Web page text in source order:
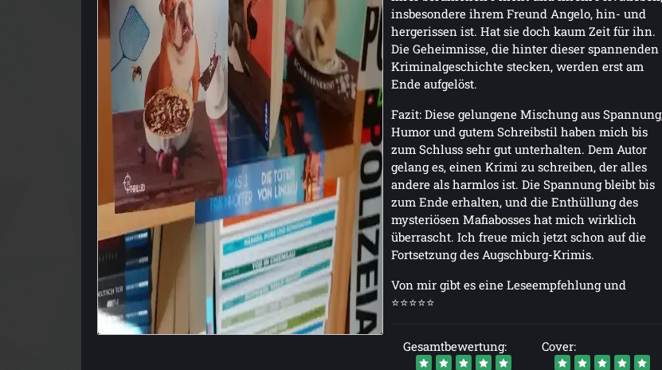
insbesondere ihrem Freund Angelo, hin- und
hergerissen ist. Hat sie doch kaum Zeit für ihn.
Die Geheimnisse, die hinter dieser spannenden
Kriminalgeschichte stecken, werden erst am
Ende aufgelöst.
Fazit: Diese gelungene Mischung aus
Humor und gutem Schreibstil haben mich bis
zum Schluss sehr gut unterhalten. Dem Autor
gelang es, einen Krimi zu schreiben, der alles
andere als harmlos ist. Die Spannung bleibt bis
zum Ende erhalten, und die Enthüllung des
mysteriösen Mafiabosses hat mich wirklich
überrascht. Ich freue mich jetzt schon auf die
Fortsetzung des Augschburg-Krimis.
Von mir gibt es eine Leseempfehlung und
⭐⭐⭐⭐⭐
Gesamtbewertung: Cover: